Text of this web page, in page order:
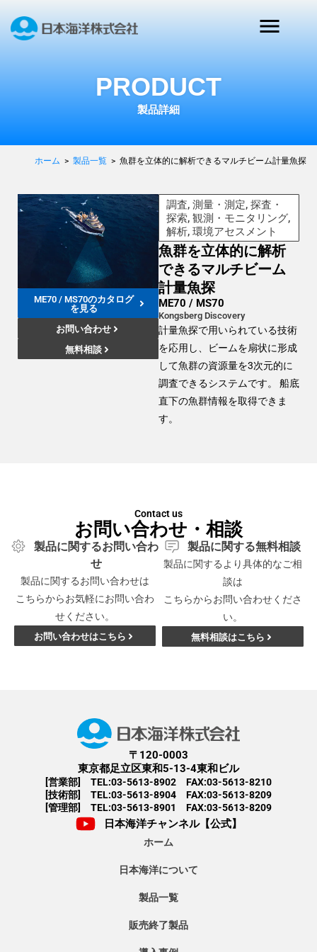
PRODUCT
製品詳細
ホーム > 製品一覧 > 魚群を立体的に解析できるマルチビーム計量魚探
ME70 / MS70のカタログ
を見る
お問い合わせ
無料相談
調査, 測量・測定, 探査・
探索, 観測・モニタリング,
解析, 環境アセスメント
魚群を立体的に解析
できるマルチビーム
計量魚探
ME70 / MS70
Kongsberg Discovery
計量魚探で用いられている技術
を応用し、ビームを扇状に形成
して魚群の資源量を3次元的に
調査できるシステムです。 船底
直下の魚群情報を取得できま
す。
Contact us
お問い合わせ・相談
製品に関するお問い合わ
せ
製品に関するお問い合わせは
こちらからお気軽にお問い合わ
せください。
お問い合わせはこちら
製品に関する無料相談
製品に関するより具体的なご相
談は
こちらからお問い合わせくださ
い。
無料相談はこちら
〒120-0003
東京都足立区東和5-13-4東和ビル
[営業部] TEL:03-5613-8902 FAX:03-5613-8210
[技術部] TEL:03-5613-8904 FAX:03-5613-8209
[管理部] TEL:03-5613-8901 FAX:03-5613-8209
日本海洋チャンネル【公式】
ホーム
日本海洋について
製品一覧
販売終了製品